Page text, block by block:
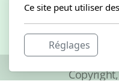
Livre
56 rue
91200
Ce site peut utiliser
Réglages